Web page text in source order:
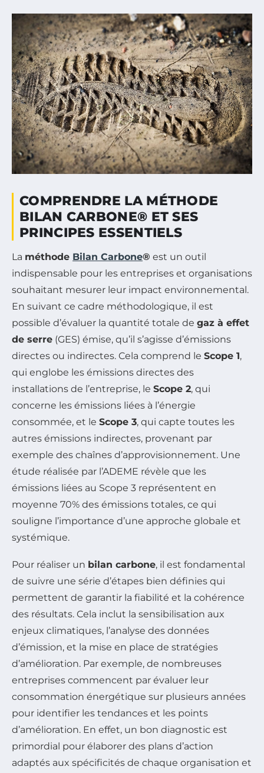
COMPRENDRE LA MÉTHODE
BILAN CARBONE® ET SES
PRINCIPES ESSENTIELS
La méthode Bilan Carbone® est un outil
indispensable pour les entreprises et organisations
souhaitant mesurer leur impact environnemental.
En suivant ce cadre méthodologique, il est
possible d’évaluer la quantité totale de gaz à effet
de serre (GES) émise, qu’il s’agisse d’émissions
directes ou indirectes. Cela comprend le Scope 1,
qui englobe les émissions directes des
installations de l’entreprise, le Scope 2, qui
concerne les émissions liées à l’énergie
consommée, et le Scope 3, qui capte toutes les
autres émissions indirectes, provenant par
exemple des chaînes d’approvisionnement. Une
étude réalisée par l’ADEME révèle que les
émissions liées au Scope 3 représentent en
moyenne 70% des émissions totales, ce qui
souligne l’importance d’une approche globale et
systémique.
Pour réaliser un bilan carbone, il est fondamental
de suivre une série d’étapes bien définies qui
permettent de garantir la fiabilité et la cohérence
des résultats. Cela inclut la sensibilisation aux
enjeux climatiques, l’analyse des données
d’émission, et la mise en place de stratégies
d’amélioration. Par exemple, de nombreuses
entreprises commencent par évaluer leur
consommation énergétique sur plusieurs années
pour identifier les tendances et les points
d’amélioration. En effet, un bon diagnostic est
primordial pour élaborer des plans d’action
adaptés aux spécificités de chaque organisation et